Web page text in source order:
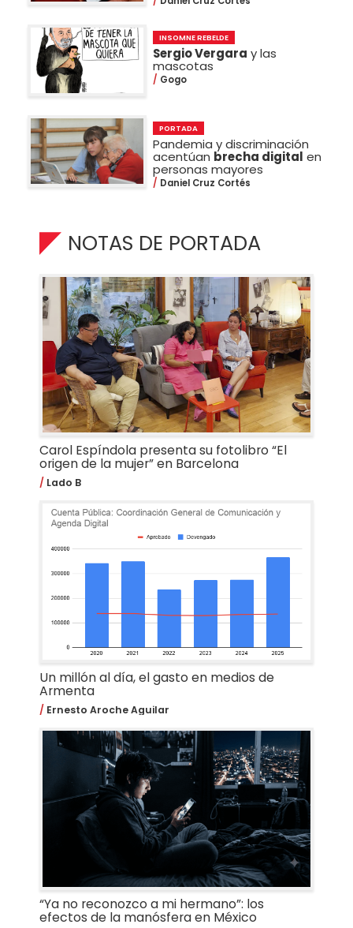
INSOMNE REBELDE
Sergio Vergara y las
mascotas
Gogo
PORTADA
Pandemia y discriminación
acentúan brecha digital en
personas mayores
Daniel Cruz Cortés
NOTAS DE PORTADA
Carol Espíndola presenta su fotolibro “El
origen de la mujer” en Barcelona
Lado B
Un millón al día, el gasto en medios de
Armenta
Ernesto Aroche Aguilar
“Ya no reconozco a mi hermano”: los
efectos de la manósfera en México